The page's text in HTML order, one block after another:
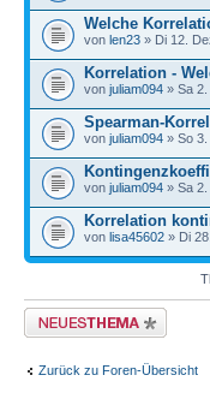
Welche
von len23 » Di 12.
Korrelation -
von juliam094 » Sa
Spearman-
von juliam094 » So
von juliam094 » Sa
Korrelation
von lisa45602 » Di
Neues Thema erstellen
Zurück zu Foren-Übersicht